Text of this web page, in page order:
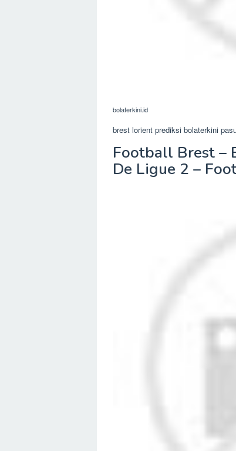
bolaterkini.id
brest lorient prediksi bolaterkini
Football Brest –
De Ligue 2 –